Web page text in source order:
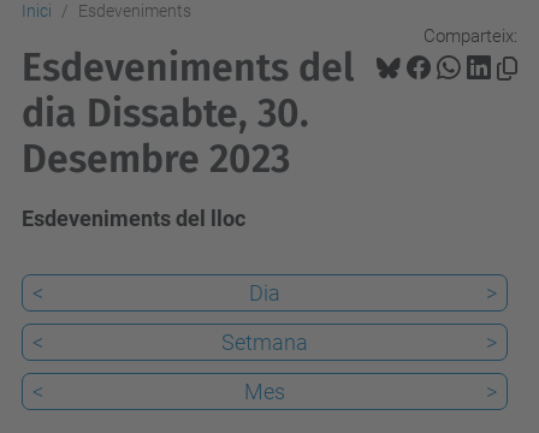
Inici Esdeveniments
Comparteix:
Esdeveniments del
dia Dissabte, 30.
Desembre 2023
Esdeveniments del lloc
< Dia
>
<
Setmana
>
<
Mes >